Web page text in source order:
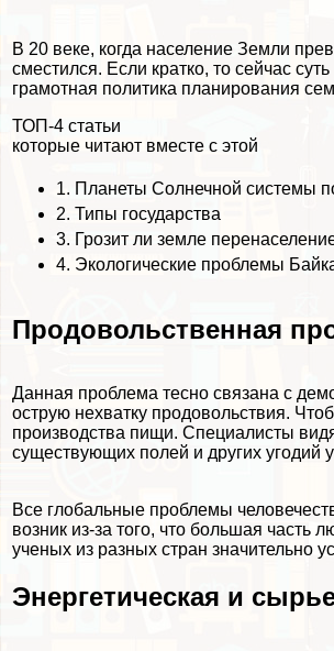
В 20 веке, когда население Земли
сместился. Если кратко, то сейчас
грамотная политика планирования
ТОП-4 статьи
которые читают вместе с этой
1. Планеты Солнечной системы
2. Типы государства
3. Грозит ли земле
4. Экологические проблемы
Продовольственная
Данная проблема тесно связана с
острую нехватку продовольствия.
производства пищи. Специалисты
существующих полей и других угодий
Все глобальные проблемы
возник из-за того, что большая часть
ученых из разных стран значительно
Энергетическая и